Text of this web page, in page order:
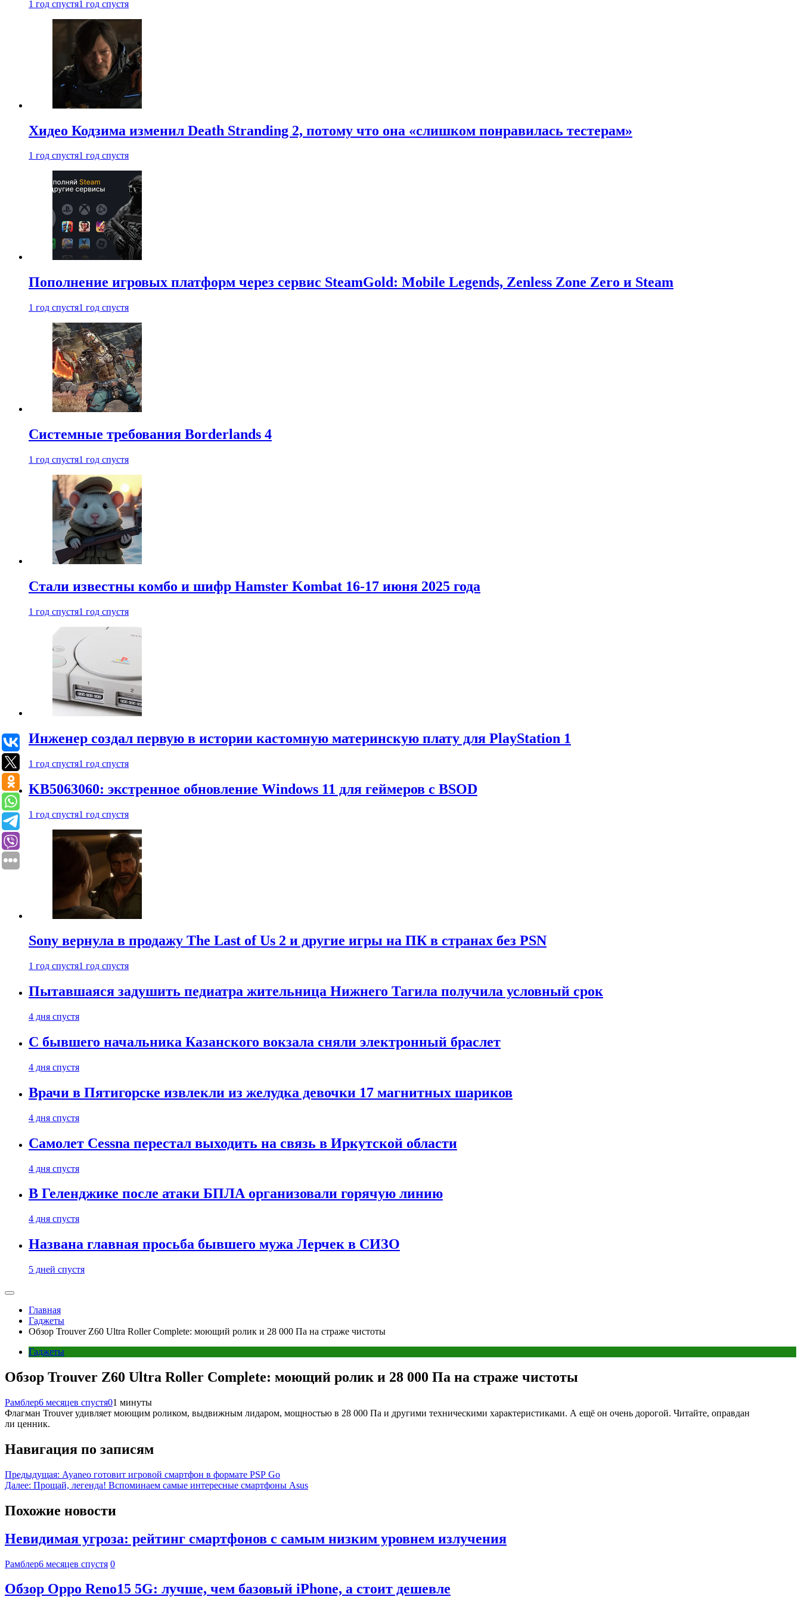
1 год спустя1 год спустя
Хидео Кодзима изменил Death Stranding 2, потому что она «слишком понравилась тестерам»
1 год спустя1 год спустя
Пополнение игровых платформ через сервис SteamGold: Mobile Legends, Zenless Zone Zero и Steam
1 год спустя1 год спустя
Системные требования Borderlands 4
1 год спустя1 год спустя
Стали известны комбо и шифр Hamster Kombat 16-17 июня 2025 года
1 год спустя1 год спустя
Инженер создал первую в истории кастомную материнскую плату для PlayStation 1
1 год спустя1 год спустя
KB5063060: экстренное обновление Windows 11 для геймеров с BSOD
1 год спустя1 год спустя
Sony вернула в продажу The Last of Us 2 и другие игры на ПК в странах без PSN
1 год спустя1 год спустя
Пытавшаяся задушить педиатра жительница Нижнего Тагила получила условный срок
4 дня спустя
С бывшего начальника Казанского вокзала сняли электронный браслет
4 дня спустя
Врачи в Пятигорске извлекли из желудка девочки 17 магнитных шариков
4 дня спустя
Самолет Cessna перестал выходить на связь в Иркутской области
4 дня спустя
В Геленджике после атаки БПЛА организовали горячую линию
4 дня спустя
Названа главная просьба бывшего мужа Лерчек в СИЗО
5 дней спустя
Главная
Гаджеты
Обзор Trouver Z60 Ultra Roller Complete: моющий ролик и 28 000 Па на страже чистоты
Гаджеты
Обзор Trouver Z60 Ultra Roller Complete: моющий ролик и 28 000 Па на страже чистоты
Рамблер6 месяцев спустя01 минуты
Флагман Trouver удивляет моющим роликом, выдвижным лидаром, мощностью в 28 000 Па и другими техническими характеристиками. А ещё он очень дорогой. Читайте, оправдан
ли ценник.
Навигация по записям
Предыдущая: Ayaneo готовит игровой смартфон в формате PSP Go
Далее: Прощай, легенда! Вспоминаем самые интересные смартфоны Asus
Похожие новости
Невидимая угроза: рейтинг смартфонов с самым низким уровнем излучения
Рамблер6 месяцев спустя 0
Обзор Oppo Reno15 5G: лучше, чем базовый iPhone, а стоит дешевле